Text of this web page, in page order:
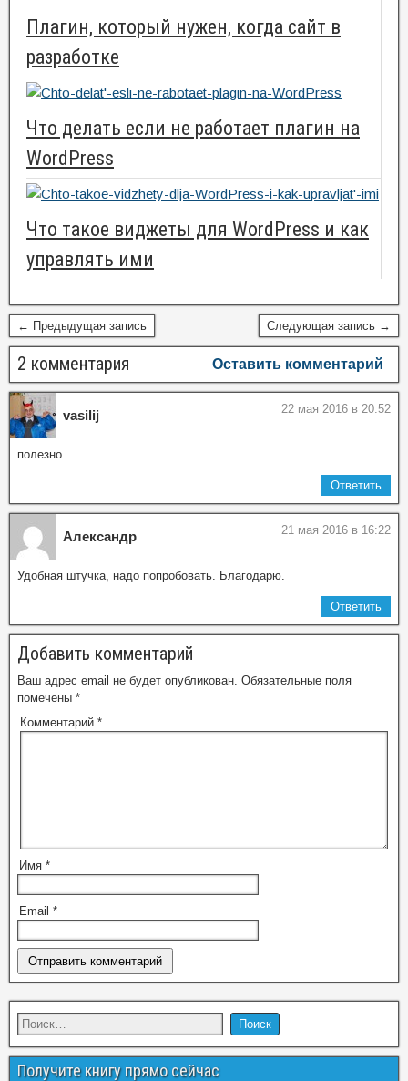
Плагин, который нужен, когда сайт в
разработке
Что делать если не работает плагин на
WordPress
Что такое виджеты для WordPress и как
управлять ими
← Предыдущая запись Следующая запись →
2 комментария Оставить комментарий
vasilij 22 мая 2016 в 20:52
полезно
Ответить
Александр 21 мая 2016 в 16:22
Удобная штучка, надо попробовать. Благодарю.
Ответить
Добавить комментарий
Ваш адрес email не будет опубликован. Обязательные поля
помечены *
Комментарий *
Имя *
Email *
Получите книгу прямо сейчас